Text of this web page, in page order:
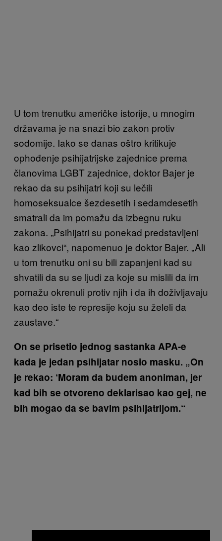
U tom trenutku američke istorije, u mnogim
državama je na snazi bio zakon protiv
sodomije. Iako se danas oštro kritikuje
ophođenje psihijatrijske zajednice prema
članovima LGBT zajednice, doktor Bajer je
rekao da su psihijatri koji su lečili
homoseksualce šezdesetih i sedamdesetih
smatrali da im pomažu da izbegnu ruku
zakona. „Psihijatri su ponekad predstavljeni
kao zlikovci“, napomenuo je doktor Bajer. „Ali
u tom trenutku oni su bili zapanjeni kad su
shvatili da su se ljudi za koje su mislili da im
pomažu okrenuli protiv njih i da ih doživljavaju
kao deo iste te represije koju su želeli da
zaustave.“
On se prisetio jednog sastanka APA-e
kada je jedan psihijatar nosio masku. „On
je rekao: ‘Moram da budem anoniman, jer
kad bih se otvoreno deklarisao kao gej, ne
bih mogao da se bavim psihijatrijom.“